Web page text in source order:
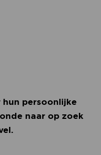
hun persoonlijke
naar op zoek